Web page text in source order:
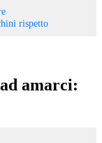
rispetto
amarci: